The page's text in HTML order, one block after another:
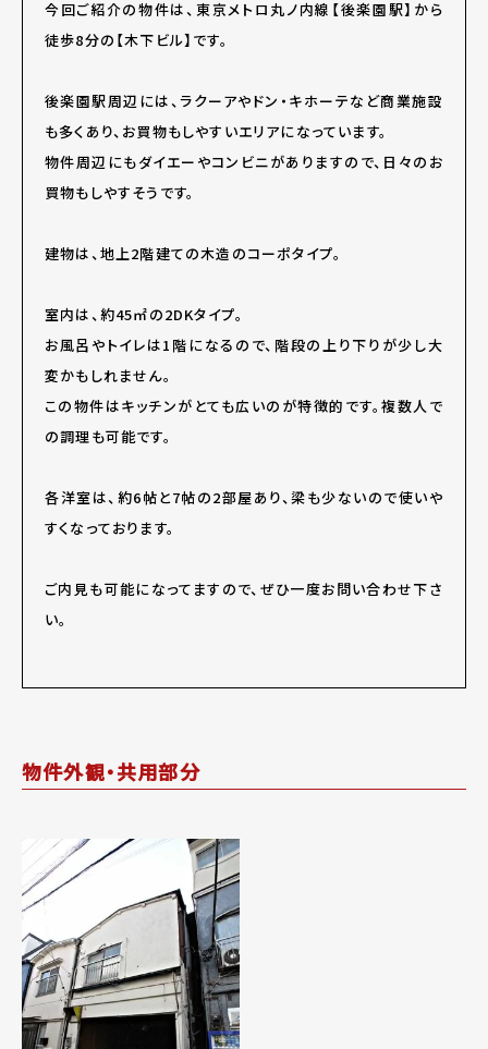
今回ご紹介の物件は、東京メトロ丸ノ内線【後楽園駅】から
徒歩8分の【木下ビル】です。
後楽園駅周辺には、ラクーアやドン・キホーテなど商業施設
も多くあり、お買物もしやすいエリアになっています。
物件周辺にもダイエーやコンビニがありますので、日々のお
買物もしやすそうです。
建物は、地上2階建ての木造のコーポタイプ。
室内は、約45㎡の2DKタイプ。
お風呂やトイレは1階になるので、階段の上り下りが少し大
変かもしれません。
この物件はキッチンがとても広いのが特徴的です。複数人で
の調理も可能です。
各洋室は、約6帖と7帖の2部屋あり、梁も少ないので使いや
すくなっております。
ご内見も可能になってますので、ぜひ一度お問い合わせ下さ
い。
物件外観・共用部分